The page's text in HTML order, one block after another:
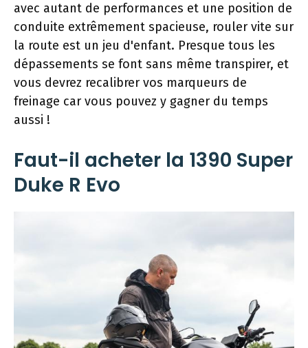
avec autant de performances et une position de
conduite extrêmement spacieuse, rouler vite sur
la route est un jeu d'enfant. Presque tous les
dépassements se font sans même transpirer, et
vous devrez recalibrer vos marqueurs de
freinage car vous pouvez y gagner du temps
aussi !
Faut-il acheter la 1390 Super
Duke R Evo